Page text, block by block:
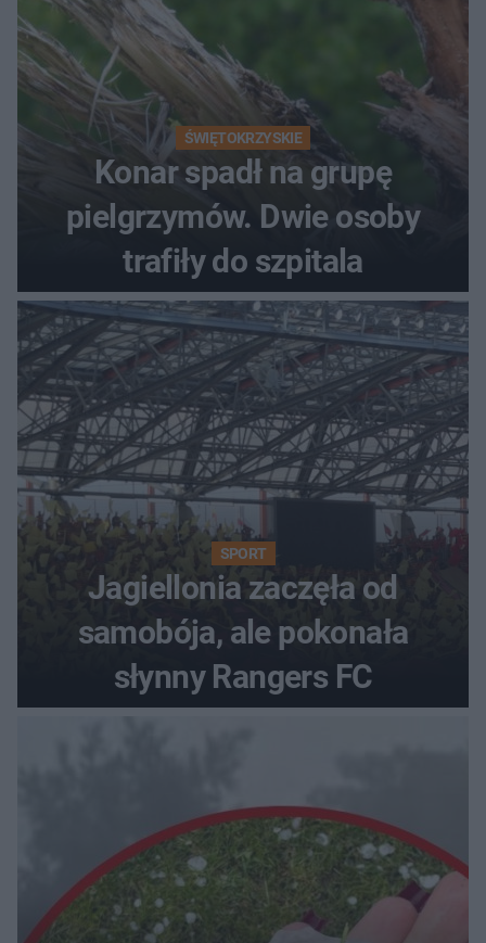
ŚWIĘTOKRZYSKIE
Konar spadł na grupę
pielgrzymów. Dwie osoby
trafiły do szpitala
SPORT
Jagiellonia zaczęła od
samobója, ale pokonała
słynny Rangers FC